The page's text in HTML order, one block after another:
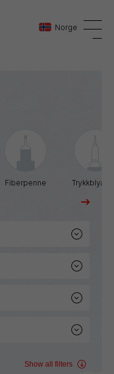
Norge
Fiberpenne
Show all filters